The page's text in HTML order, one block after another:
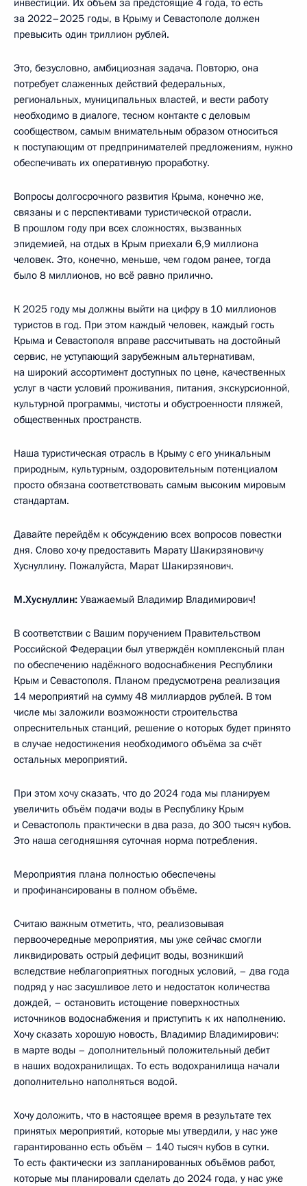
за 2022–2025 годы, в Крыму и Севастополе должен
превысить один триллион рублей.
Это, безусловно, амбициозная задача. Повторю, она
потребует слаженных действий федеральных,
региональных, муниципальных властей, и вести работу
необходимо в диалоге, тесном контакте с деловым
сообществом, самым внимательным образом относиться
к поступающим от предпринимателей предложениям, нужно
обеспечивать их оперативную проработку.
Вопросы долгосрочного развития Крыма, конечно же,
связаны и с перспективами туристической отрасли.
В прошлом году при всех сложностях, вызванных
эпидемией, на отдых в Крым приехали 6,9 миллиона
человек. Это, конечно, меньше, чем годом ранее, тогда
было 8 миллионов, но всё равно прилично.
К 2025 году мы должны выйти на цифру в 10 миллионов
туристов в год. При этом каждый человек, каждый гость
Крыма и Севастополя вправе рассчитывать на достойный
сервис, не уступающий зарубежным альтернативам,
на широкий ассортимент доступных по цене, качественных
услуг в части условий проживания, питания, экскурсионной,
культурной программы, чистоты и обустроенности пляжей,
общественных пространств.
Наша туристическая отрасль в Крыму с его уникальным
природным, культурным, оздоровительным потенциалом
просто обязана соответствовать самым высоким мировым
стандартам.
Давайте перейдём к обсуждению всех вопросов повестки
дня. Слово хочу предоставить Марату Шакирзяновичу
Хуснуллину. Пожалуйста, Марат Шакирзянович.
М.Хуснуллин: Уважаемый Владимир Владимирович!
В соответствии с Вашим поручением Правительством
Российской Федерации был утверждён комплексный план
по обеспечению надёжного водоснабжения Республики
Крым и Севастополя. Планом предусмотрена реализация
14 мероприятий на сумму 48 миллиардов рублей. В том
числе мы заложили возможности строительства
опреснительных станций, решение о которых будет принято
в случае недостижения необходимого объёма за счёт
остальных мероприятий.
При этом хочу сказать, что до 2024 года мы планируем
увеличить объём подачи воды в Республику Крым
и Севастополь практически в два раза, до 300 тысяч кубов.
Это наша сегодняшняя суточная норма потребления.
Мероприятия плана полностью обеспечены
и профинансированы в полном объёме.
Считаю важным отметить, что, реализовывая
первоочередные мероприятия, мы уже сейчас смогли
ликвидировать острый дефицит воды, возникший
вследствие неблагоприятных погодных условий, – два года
подряд у нас засушливое лето и недостаток количества
дождей, – остановить истощение поверхностных
источников водоснабжения и приступить к их наполнению.
Хочу сказать хорошую новость, Владимир Владимирович:
в марте воды – дополнительный положительный дебит
в наших водохранилищах. То есть водохранилища начали
дополнительно наполняться водой.
Хочу доложить, что в настоящее время в результате тех
принятых мероприятий, которые мы утвердили, у нас уже
гарантированно есть объём – 140 тысяч кубов в сутки.
То есть фактически из запланированных объёмов работ,
которые мы планировали сделать до 2024 года, у нас уже